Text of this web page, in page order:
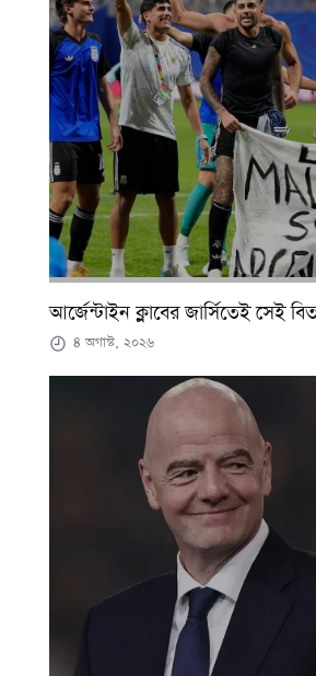
আর্জেন্টাইন ক্লাবের জার্সিতেই সেই
৪ অগাস্ট, ২০২৬